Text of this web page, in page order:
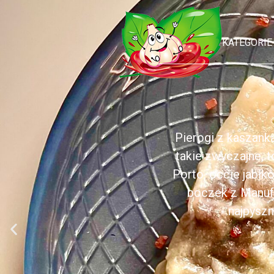
KATEGORIE
Pierogi z
takie zwyczajne,
Porto, occie
boczek z